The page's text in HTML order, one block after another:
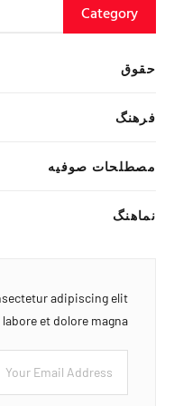
Category
حقوق
فرهنگ
مصطلحات صوفیه
نماهنگ
adipiscing elit
et dolore magna